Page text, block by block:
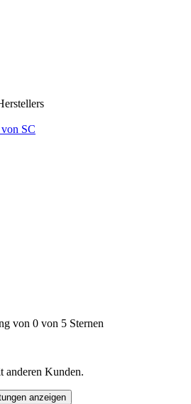
SC
von 0 von 5 Sternen
anderen Kunden.
anzeigen